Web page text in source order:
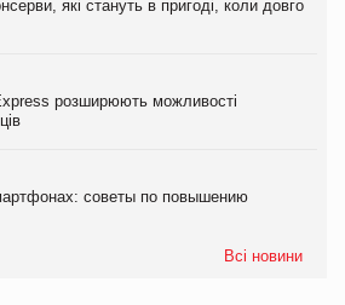
які стануть в пригоді, коли довго
розширюють можливості
советы по повышению
Всі новини